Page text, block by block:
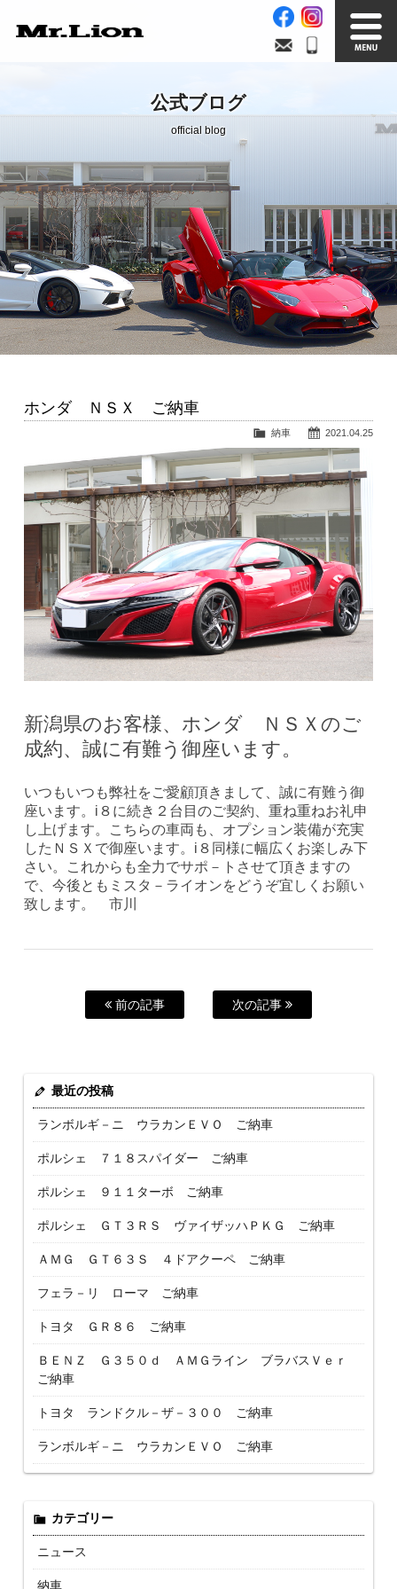
在庫車情報 買取無料査定
Factory
自社工場 サービス案内
Official Blog
公式ブログ
Company info.
会社案内
公式ブログ
official blog
ホンダ ＮＳＸ ご納車
2021.04.25
納車
新潟県のお客様、ホンダ ＮＳＸのご
成約、誠に有難う御座います。
いつもいつも弊社をご愛顧頂きまして、誠に有難う御
座います。i８に続き２台目のご契約、重ね重ねお礼申
し上げます。こちらの車両も、オプション装備が充実
したＮＳＸで御座います。i８同様に幅広くお楽しみ下
さい。これからも全力でサポ－トさせて頂きますの
で、今後ともミスタ－ライオンをどうぞ宜しくお願い
致します。 市川
前の記事 次の記事
最近の投稿
ランボルギ－ニ ウラカンＥＶＯ ご納車
ポルシェ ７１８スパイダー ご納車
ポルシェ ９１１ターボ ご納車
ポルシェ ＧＴ３ＲＳ ヴァイザッハＰＫＧ ご納車
ＡＭＧ ＧＴ６３Ｓ ４ドアクーペ ご納車
フェラ－リ ローマ ご納車
トヨタ ＧＲ８６ ご納車
ＢＥＮＺ Ｇ３５０ｄ ＡＭＧライン ブラバスＶｅｒ
ご納車
トヨタ ランドクル－ザ－３００ ご納車
ランボルギ－ニ ウラカンＥＶＯ ご納車
カテゴリー
ニュース
納車